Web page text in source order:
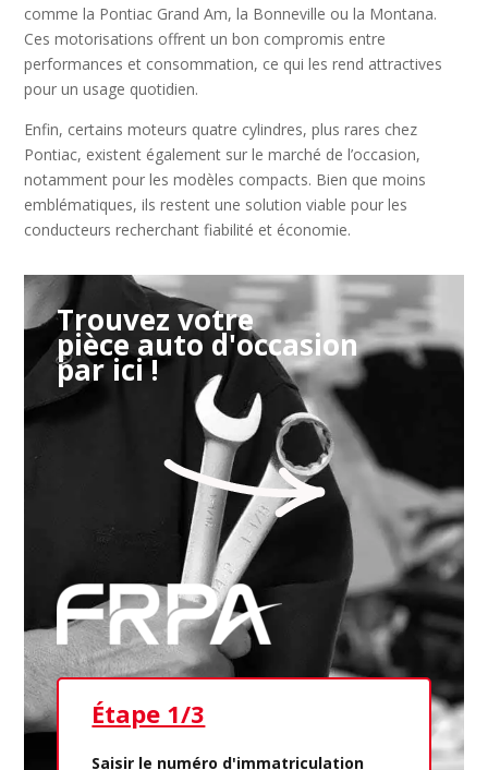
comme la Pontiac Grand Am, la Bonneville ou la Montana.
Ces motorisations offrent un bon compromis entre
performances et consommation, ce qui les rend attractives
pour un usage quotidien.
Enfin, certains moteurs quatre cylindres, plus rares chez
Pontiac, existent également sur le marché de l’occasion,
notamment pour les modèles compacts. Bien que moins
emblématiques, ils restent une solution viable pour les
conducteurs recherchant fiabilité et économie.
Trouvez votre
pièce auto d'occasion
par ici !
Étape 1/3
Saisir le numéro d'immatriculation